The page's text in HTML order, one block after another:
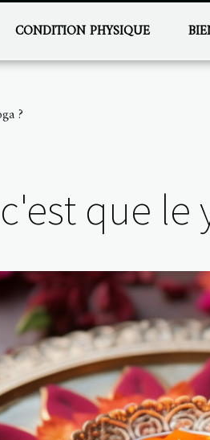
CONDITION PHYSIQUE
?
que le